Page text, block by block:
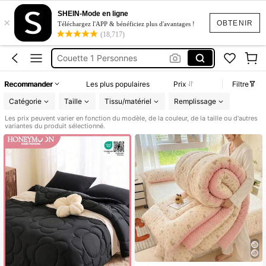
OBTENIR
×
SHEIN-Mode en ligne
Téléchargez l'APP & bénéficiez plus d'avantages !
(18,717)
Couette
Couette 2 Personnes
Couette 1 Personnes
Couette 220×240
Recommander Les plus populaires Prix
Filtre
Catégorie
Taille Tissu/matériel Remplissage
Les prix peuvent varier en fonction du modèle, de la couleur, de la taille ou d'autres
variantes du produit sélectionné.